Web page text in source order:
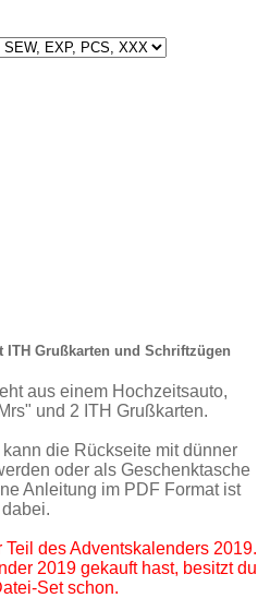
Grußkarten und Schriftzügen
aus einem Hochzeitsauto,
und 2 ITH Grußkarten.
die Rückseite mit dünner
oder als Geschenktasche
Anleitung im PDF Format ist
dabei.
des Adventskalenders 2019.
2019 gekauft hast, besitzt du
Set schon.